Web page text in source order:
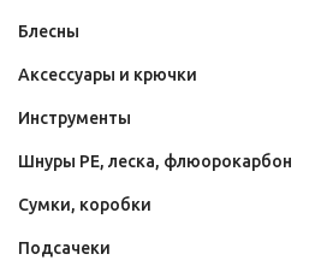
Блесны
Аксессуары и крючки
Инструменты
Шнуры PE, леска, флюорокарбон
Сумки, коробки
Подсачеки